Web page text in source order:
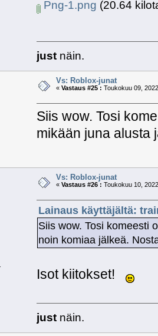
Png-1.png (20.64
just näin.
Vs: Roblox-junat
« Vastaus #25 : Toukokuu 09,
Siis wow. Tosi
mikään juna alusta
Vs: Roblox-junat
« Vastaus #26 : Toukokuu 10,
Lainaus käyttäjältä:
Siis wow. Tosi komeesti
noin komiaa jälkeä.
Isot kiitokset!
just näin.